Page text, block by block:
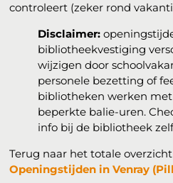
controleert (zeker rond
Disclaimer:
bibliotheekvestiging
wijzigen door
personele bezetting of
bibliotheken werken
beperkte balie-uren.
info bij de bibliotheek
Terug naar het totale overzicht
Openingstijden in Venray